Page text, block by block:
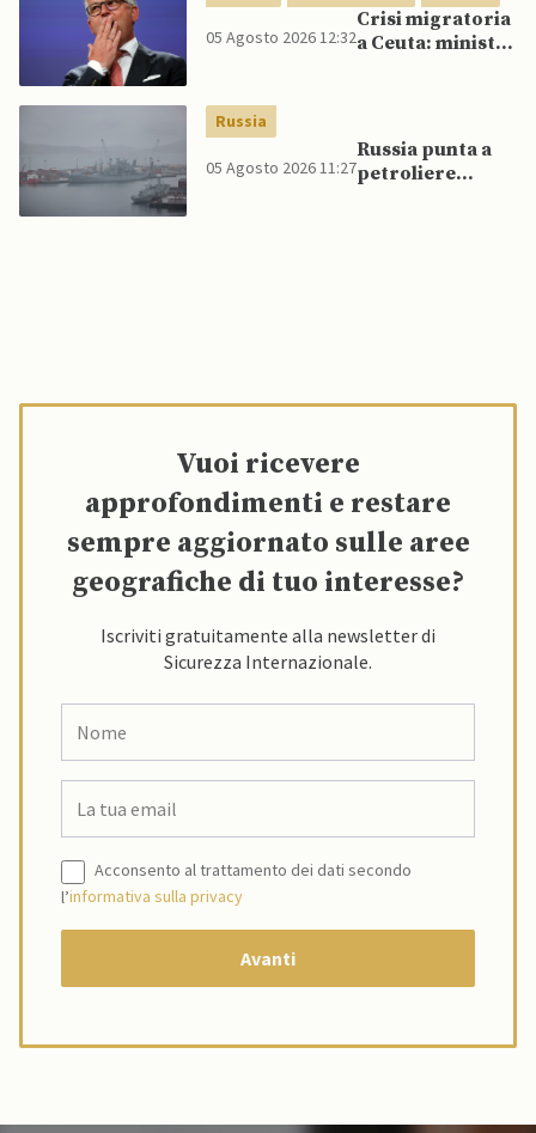
05 Agosto 2026 12:32
Crisi migratoria
a Ceuta: ministri
schierano a
sostegno della
Spagna
Russia
05 Agosto 2026 11:27
Russia punta a
petroliere
Vuoi ricevere
approfondimenti e restare
sempre aggiornato sulle aree
geografiche di tuo interesse?
Iscriviti gratuitamente alla newsletter di
Sicurezza Internazionale.
Acconsento al trattamento dei dati secondo
l’informativa sulla privacy